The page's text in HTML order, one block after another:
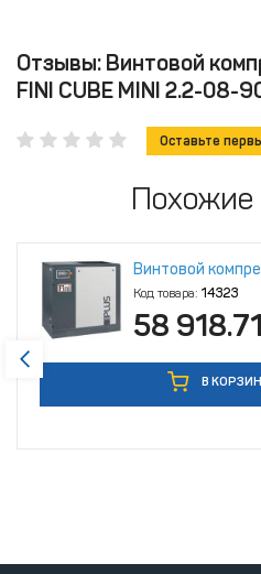
Отзывы: Винтовой
FINI CUBE MINI 2.2-08-
Оставьте
Похожие
Винтовой
Код товара: 14323
58 918.71
В